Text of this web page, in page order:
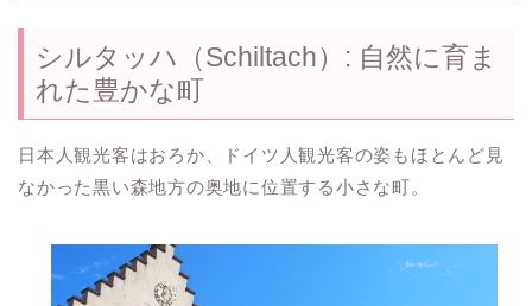
シルタッハ（Schiltach）: 自然に育ま
れた豊かな町
日本人観光客はおろか、ドイツ人観光客の姿もほとんど見
なかった黒い森地方の奥地に位置する小さな町。